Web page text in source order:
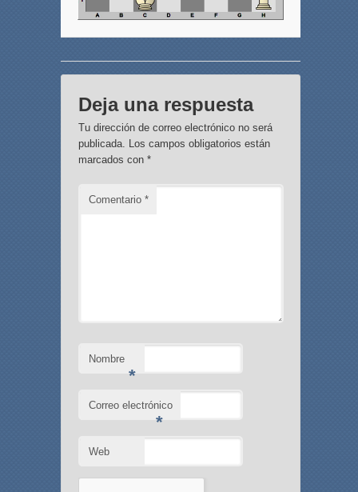
Deja una respuesta
Tu dirección de correo electrónico no será
publicada. Los campos obligatorios están
marcados con *
Comentario *
Nombre
*
Correo electrónico
*
Web